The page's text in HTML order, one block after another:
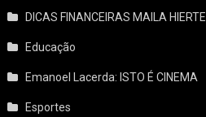
DICAS FINANCEIRAS MAILA HIERTE
Educação
Emanoel Lacerda: ISTO É CINEMA
Esportes